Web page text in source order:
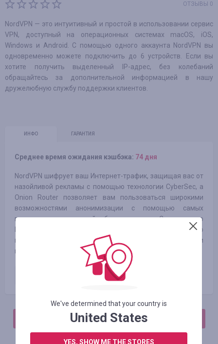
ОТЗЫВЫ 0
NordVPN — это интуитивный и простой в использовании сервис
VPN, доступный на операционных системах macOS, iOS,
Windows и Android. С помощью одного аккаунта NordVPN вы
одновременно можете подключить до 6 устройств. Если вы
хотите получить выделенный IP-адрес, без колебаний
обращайтесь за дополнительной информацией в нашу
дружелюбную службу поддержки клиентов.
ИНФО ГАРАНТИЯ
Среднее время ожидания кэшбэка: 74 дня
NordVPN шифрует ваш Интернет-трафик, защищая вас от
назойливой рекламы с помощью технологии CyberSec, а
Onion Router позволяет вам пользоваться широкими
возможностями анонимизации с помощью самых
передовых технологий безопасности. С помощью
NordVPN вы можете обеспечить себе настоящую
конфиденциальность в сети Интернет всего несколькими
щелчками мыши.
Paid order (new customer)
АВТОРИЗИРУЙТЕСЬ, ЧТОБЫ ОСТАВИТЬ ОТЗЫВ
We've determined that your country is
United States
YES, SHOW ME THE STORES